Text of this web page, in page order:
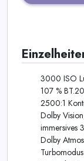
3000 ISO
107 %
2500:1
Dolby
immersives
Dolby